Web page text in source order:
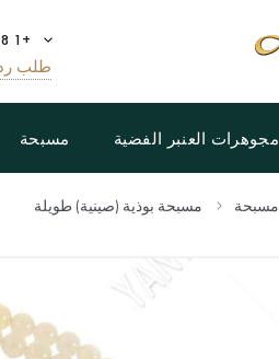
+1 888 808 5188
طلب رد
مجوهرات العنبر الفضية مسبحة
مسبحة مسبحة بوذية (صينية) طويلة